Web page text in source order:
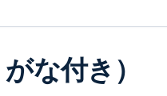
な付き）